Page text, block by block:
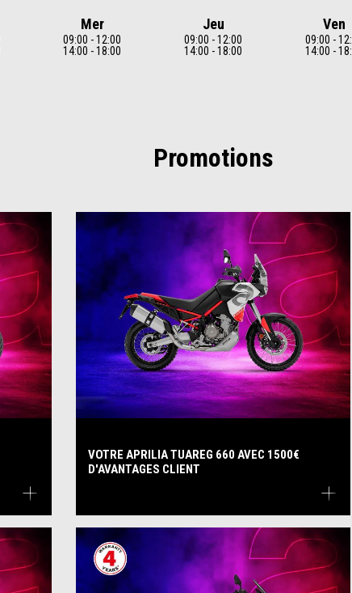
Mer
09:00 - 12:00
14:00 - 18:00
Jeu
09:00 - 12:00
14:00 - 18:00
Ven
09:00 -
14:00 -
Promotions
VOTRE APRILIA TUAREG 660 AVEC 1500€
D'AVANTAGES CLIENT